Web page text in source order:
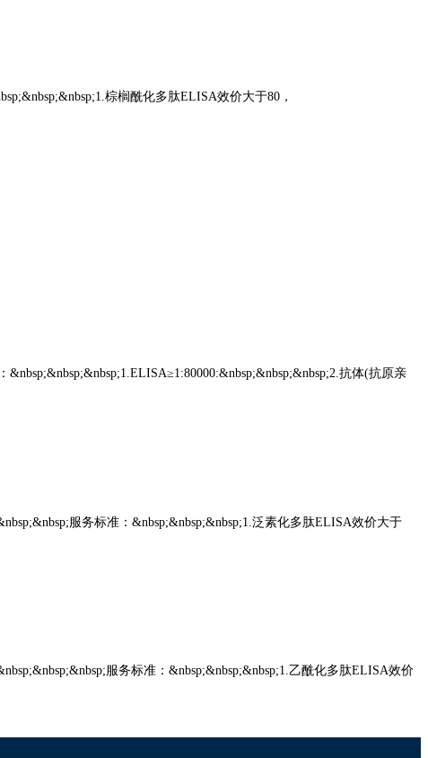
棕榈酰化多肽ELISA效价大于80，
抗体(抗原亲
服务标准：&nbsp;&nbsp;&nbsp;1.泛素化多肽ELISA效价大于
服务标准：&nbsp;&nbsp;&nbsp;1.乙酰化多肽ELISA效价